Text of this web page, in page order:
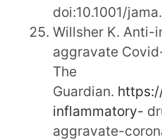
doi:10.1001/
Willsher K. Anti-
aggravate
The
Guardian.
inflammatory-
aggravate-